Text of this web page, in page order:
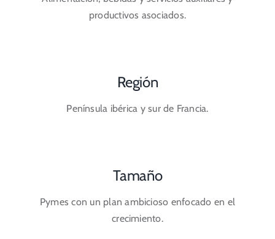
productivos asociados.
Región
Península ibérica y sur de Francia.
Tamaño
Pymes con un plan ambicioso enfocado en el
crecimiento.